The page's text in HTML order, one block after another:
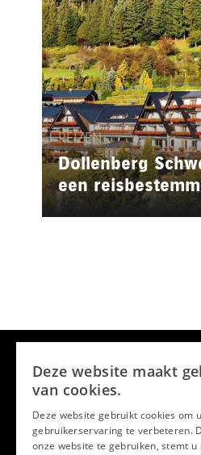
REIZEN
Dollenberg
een
Deze website maakt
van cookies.
Deze website gebruikt cookies om
gebruikerservaring te verbeteren.
onze website te gebruiken, stemt u